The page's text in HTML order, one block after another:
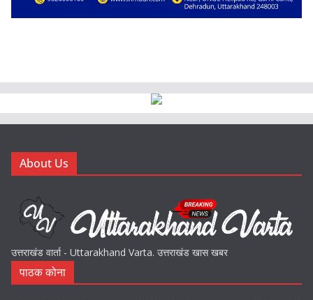
About Us
उत्तराखंड वार्ता - Uttarakhand Varta. उत्तराखंड खास खबर
पाठक कोना